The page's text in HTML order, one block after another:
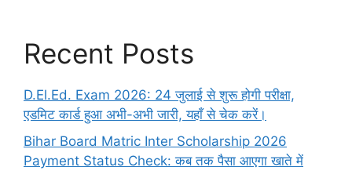
Recent Posts
D.El.Ed. Exam 2026: 24 जुलाई से शुरू होगी परीक्षा,
एडमिट कार्ड हुआ अभी-अभी जारी, यहाँ से चेक करें।
Bihar Board Matric Inter Scholarship 2026
Payment Status Check: कब तक पैसा आएगा खाते में